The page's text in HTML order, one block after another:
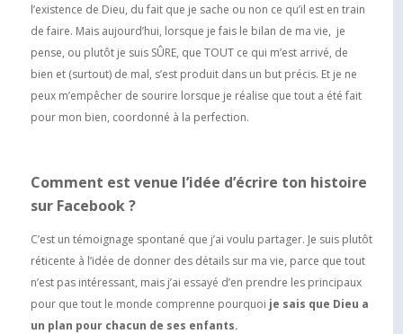
l’existence de Dieu, du fait que je sache ou non ce qu’il est en train
de faire. Mais aujourd’hui, lorsque je fais le bilan de ma vie, je
pense, ou plutôt je suis SÛRE, que TOUT ce qui m’est arrivé, de
bien et (surtout) de mal, s’est produit dans un but précis. Et je ne
peux m’empêcher de sourire lorsque je réalise que tout a été fait
pour mon bien, coordonné à la perfection.
Comment est venue l’idée d’écrire ton histoire
sur Facebook?
C’est un témoignage spontané que j’ai voulu partager. Je suis plutôt
réticente à l’idée de donner des détails sur ma vie, parce que tout
n’est pas intéressant, mais j’ai essayé d’en prendre les principaux
pour que tout le monde comprenne pourquoi je sais que Dieu a
un plan pour chacun de ses enfants.